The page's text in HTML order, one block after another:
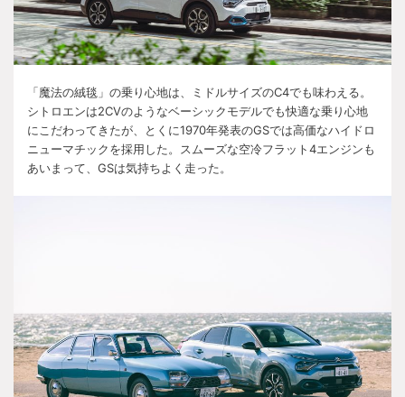
「魔法の絨毯」の乗り心地は、ミドルサイズのC4でも味わえる。
シトロエンは2CVのようなベーシックモデルでも快適な乗り心地
にこだわってきたが、とくに1970年発表のGSでは高価なハイドロ
ニューマチックを採用した。スムーズな空冷フラット4エンジンも
あいまって、 GSは気持ちよく走った。